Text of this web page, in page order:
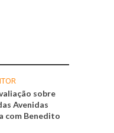
sobre
Avenidas
com Benedito